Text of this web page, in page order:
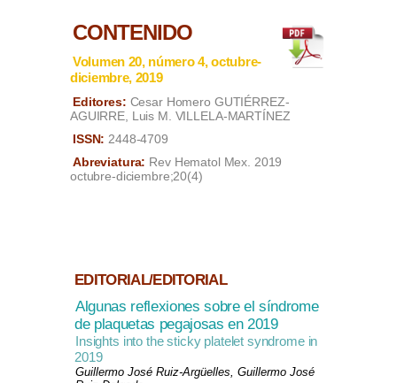
CONTENIDO
Volumen 20, número 4, octubre-
diciembre, 2019
Editores: Cesar Homero GUTIÉRREZ-
AGUIRRE, Luis M. VILLELA-MARTÍNEZ
ISSN: 2448-4709
Abreviatura: Rev Hematol Mex. 2019
octubre-diciembre;20(4)
EDITORIAL/EDITORIAL
Algunas reflexiones sobre el síndrome
de plaquetas pegajosas en 2019
Insights into the sticky platelet syndrome in
2019
Guillermo José Ruiz-Argüelles, Guillermo José